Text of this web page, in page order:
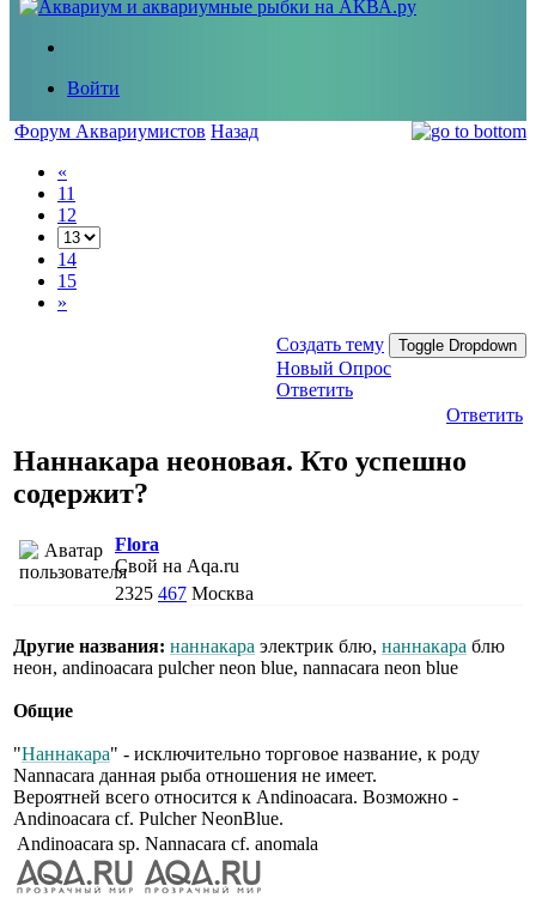
Войти
Форум Аквариумистов Назад
«
11
12
14
15
»
Создать тему Toggle Dropdown
Новый Опрос
Ответить
Ответить
Наннакара неоновая. Кто успешно
содержит?
Flora
Свой на Aqa.ru
2325 467 Москва
Другие названия: наннакара электрик блю, наннакара блю
неон, andinoacara pulcher neon blue, nannacara neon blue
Общие
"Наннакара" - исключительно торговое название, к роду
Nannacara данная рыба отношения не имеет.
Вероятней всего относится к Andinoacara. Возможно -
Andinoacara cf. Pulcher NeonBlue.
Andinoacara sp. Nannacara cf. anomala